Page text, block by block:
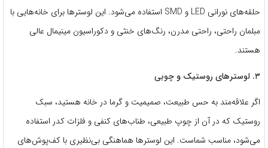
حلقه‌های نورانی LED و SMD استفاده می‌شود. این لوسترها برای خانه‌هایی با
مبلمان راحتی، راحتی مدرن، رنگ‌های خنثی و دکوراسیون مینیمال عالی
هستند.
۳. لوسترهای روستیک و چوبی
اگر علاقه‌مند به حس طبیعت، صمیمیت و گرما در خانه هستید، سبک
روستیک که در آن از چوپ طبیعی، طناب‌های کنفی و فلزات کدر استفاده
می‌شود، مناسب شماست. این لوسترها هماهنگی بی‌نظیری با کف‌پوش‌های